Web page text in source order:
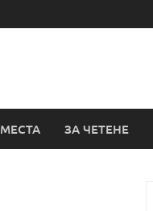
МЕСТА ЗА ЧЕТЕНЕ